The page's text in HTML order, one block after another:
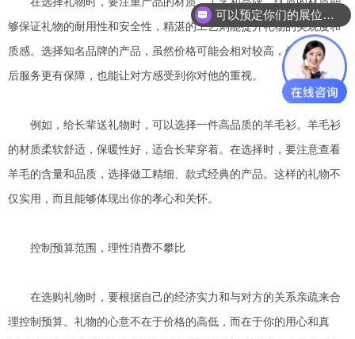
够保证礼物的耐用性和安全性，精湛的工艺则能提升礼物的美观度和
质感。选择知名品牌的产品，虽然价格可能会相对较高，但质量和售
后服务更有保障，也能让对方感受到你对他的重视。
例如，给长辈送礼物时，可以选择一件高品质的羊毛衫。羊毛衫
的材质柔软舒适，保暖性好，适合长辈穿着。在选择时，要注意查看
羊毛的含量和品质，选择做工精细、款式经典的产品。这样的礼物不
仅实用，而且能够体现出你的孝心和关怀。
控制预算范围，理性消费不攀比
在选购礼物时，要根据自己的经济实力和与对方的关系亲疏来合
理控制预算。礼物的心意不在于价格的高低，而在于你的用心和真
可以预定你们的展位吗？